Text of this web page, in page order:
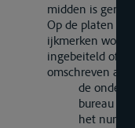
midden is
Op de platen die
ijkmerken
ingebeiteld of
omschreven
de
bureau
het